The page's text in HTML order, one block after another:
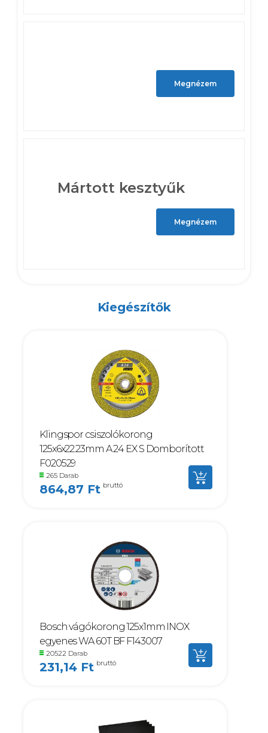
Megnézem
Mártott kesztyűk
Megnézem
Kiegészítők
Klingspor csiszolókorong
125x6x22.23mm A 24 EX S Domborított
F020529
265 Darab
864,87 Ft bruttó
Bosch vágókorong 125x1mm INOX
egyenes WA 60T BF F143007
20522 Darab
231,14 Ft bruttó